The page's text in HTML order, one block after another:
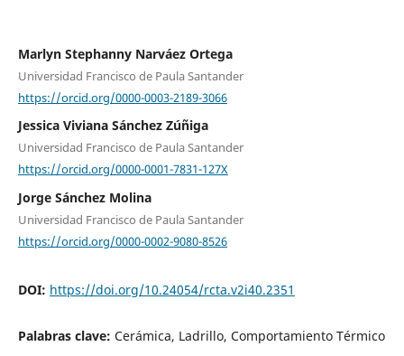
Marlyn Stephanny Narváez Ortega
Universidad Francisco de Paula Santander
https://orcid.org/0000-0003-2189-3066
Jessica Viviana Sánchez Zúñiga
Universidad Francisco de Paula Santander
https://orcid.org/0000-0001-7831-127X
Jorge Sánchez Molina
Universidad Francisco de Paula Santander
https://orcid.org/0000-0002-9080-8526
DOI: https://doi.org/10.24054/rcta.v2i40.2351
Palabras clave: Cerámica, Ladrillo, Comportamiento Térmico